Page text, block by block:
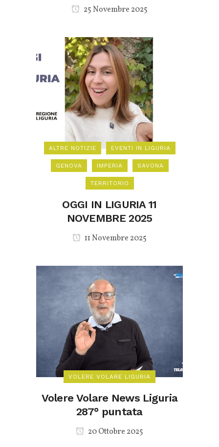
25 Novembre 2025
ALTRE NOTIZIE EVENTI IN LIGURIA
GENOVA IMPERIA SAVONA
TERRITORIO
OGGI IN LIGURIA 11
NOVEMBRE 2025
11 Novembre 2025
VOLERE VOLARE LIGURIA
Volere Volare News Liguria
287° puntata
20 Ottobre 2025